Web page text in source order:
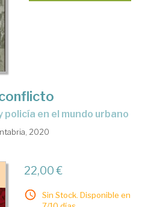
policía en el mundo urbano
2020
22,00 €
Sin Stock. Disponible en